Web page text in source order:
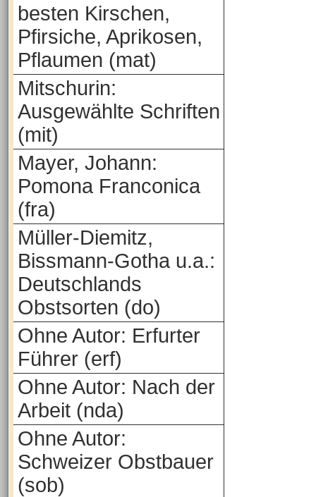
besten Kirschen,
Pfirsiche, Aprikosen,
Pflaumen (mat)
Mitschurin:
Ausgewählte Schriften
(mit)
Mayer, Johann:
Pomona Franconica
(fra)
Müller-Diemitz,
Bissmann-Gotha u.a.:
Deutschlands
Obstsorten (do)
Ohne Autor: Erfurter
Führer (erf)
Ohne Autor: Nach der
Arbeit (nda)
Ohne Autor:
Schweizer Obstbauer
(sob)